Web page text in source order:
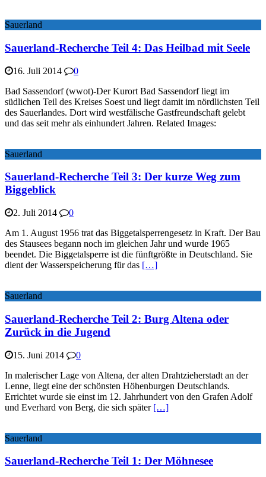
Sauerland
Sauerland-Recherche Teil 4: Das Heilbad mit Seele
16. Juli 2014
0
Bad Sassendorf (wwot)-Der Kurort Bad Sassendorf liegt im
südlichen Teil des Kreises Soest und liegt damit im nördlichsten Teil
des Sauerlandes. Dort wird westfälische Gastfreundschaft gelebt
und das seit mehr als einhundert Jahren. Related Images:
Sauerland
Sauerland-Recherche Teil 3: Der kurze Weg zum
Biggeblick
2. Juli 2014
0
Am 1. August 1956 trat das Biggetalsperrengesetz in Kraft. Der Bau
des Stausees begann noch im gleichen Jahr und wurde 1965
beendet. Die Biggetalsperre ist die fünftgrößte in Deutschland. Sie
dient der Wasserspeicherung für das […]
Sauerland
Sauerland-Recherche Teil 2: Burg Altena oder
Zurück in die Jugend
15. Juni 2014
0
In malerischer Lage von Altena, der alten Drahtzieherstadt an der
Lenne, liegt eine der schönsten Höhenburgen Deutschlands.
Errichtet wurde sie einst im 12. Jahrhundert von den Grafen Adolf
und Everhard von Berg, die sich später […]
Sauerland
Sauerland-Recherche Teil 1: Der Möhnesee